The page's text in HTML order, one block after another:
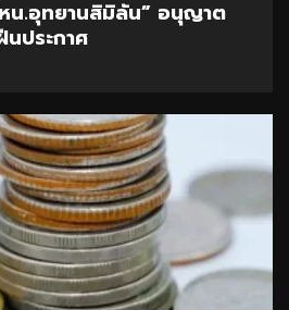
น.อุทยานสิมิลัน” อนุญาต
นประกาศ